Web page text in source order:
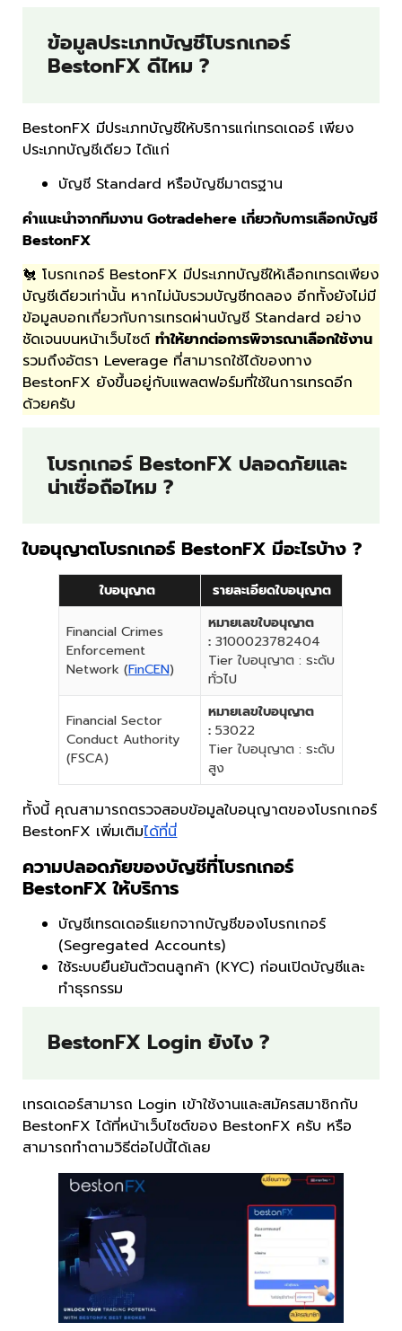
ข้อมูลประเภทบัญชีโบรกเกอร์
BestonFX ดีไหม ?
BestonFX มีประเภทบัญชีให้บริการแก่เทรดเดอร์ เพียง
ประเภทบัญชีเดียว ได้แก่
บัญชี Standard หรือบัญชีมาตรฐาน
คำแนะนำจากทีมงาน Gotradehere เกี่ยวกับการเลือกบัญชี
BestonFX
🐔 โบรกเกอร์ BestonFX มีประเภทบัญชีให้เลือกเทรดเพียง
บัญชีเดียวเท่านั้น หากไม่นับรวมบัญชีทดลอง อีกทั้งยังไม่มี
ข้อมูลบอกเกี่ยวกับการเทรดผ่านบัญชี Standard อย่าง
ชัดเจนบนหน้าเว็บไซต์ทำให้ยากต่อการพิจารณาเลือกใช้งาน
รวมถึงอัตรา Leverage ที่สามารถใช้ได้ของทาง
BestonFX ยังขึ้นอยู่กับแพลตฟอร์มที่ใช้ในการเทรดอีก
ด้วยครับ
โบรกเกอร์ BestonFX ปลอดภัยและ
น่าเชื่อถือไหม ?
ใบอนุญาตโบรกเกอร์ BestonFX มีอะไรบ้าง ?
ใบอนุญาต รายละเอียดใบอนุญาต
Financial Crimes
Enforcement
Network (FinCEN)
หมายเลขใบอนุญาต
:3100023782404
Tier ใบอนุญาต : ระดับ
ทั่วไป
Financial Sector
Conduct Authority
(FSCA)
หมายเลขใบอนุญาต
:53022
Tier ใบอนุญาต : ระดับ
สูง
ทั้งนี้ คุณสามารถตรวจสอบข้อมูลใบอนุญาตของโบรกเกอร์
BestonFX เพิ่มเติมได้ที่นี่
ความปลอดภัยของบัญชีที่โบรกเกอร์
BestonFX ให้บริการ
บัญชีเทรดเดอร์แยกจากบัญชีของโบรกเกอร์
(Segregated Accounts)
ใช้ระบบยืนยันตัวตนลูกค้า (KYC) ก่อนเปิดบัญชีและ
ทำธุรกรรม
BestonFX Login ยังไง ?
เทรดเดอร์สามารถ Login เข้าใช้งานและสมัครสมาชิกกับ
BestonFX ได้ที่หน้าเว็บไซต์ของ BestonFX ครับ หรือ
สามารถทำตามวิธีต่อไปนี้ได้เลย